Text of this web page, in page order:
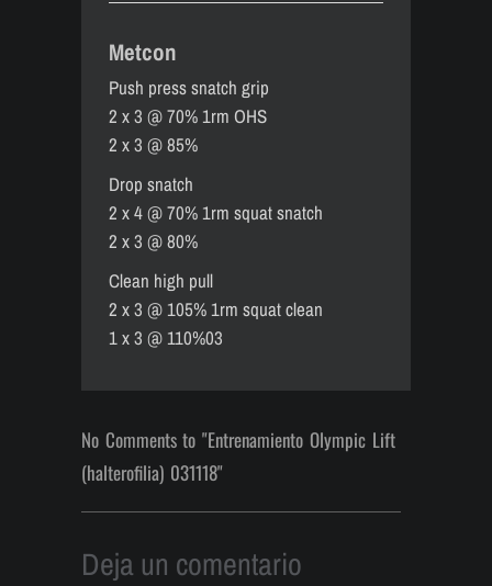
Metcon
Push press snatch grip
2 x 3 @ 70% 1rm OHS
2 x 3 @ 85%
Drop snatch
2 x 4 @ 70% 1rm squat snatch
2 x 3 @ 80%
Clean high pull
2 x 3 @ 105% 1rm squat clean
1 x 3 @ 110%03
No Comments to "Entrenamiento Olympic Lift
(halterofilia) 031118"
Deja un comentario